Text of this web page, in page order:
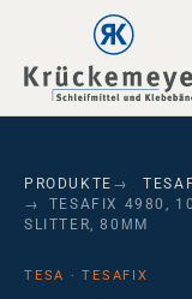
Skip to main
Skip to main content
Skip to page footer
PRODUKTE
TESAFIX 4980,
SLITTER, 80ΜM
TESA · TESAFIX